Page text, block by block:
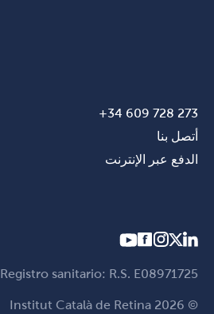
273 728 609 34+
أتصل بنا
الدفع عبر الإنترنت
Registro sanitario: R.S. E08971725
© Institut Català de Retina 2026